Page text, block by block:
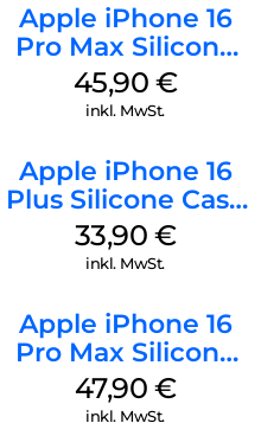
Apple iPhone 16
Pro Max Silicone
Case MagSafe
Ultramarine
45,90 €
inkl. MwSt.
Apple iPhone 16
Plus Silicone Case
MagSafe Lake
Green
33,90 €
inkl. MwSt.
Apple iPhone 16
Pro Max Silicone
Case MagSafe
Black
47,90 €
inkl. MwSt.